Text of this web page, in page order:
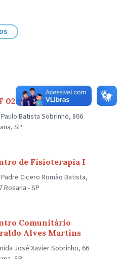
02 Renascer
Paulo Batista Sobrinho, 866
SP
de Fisioterapia I
Padre Cicero Romão Batista,
Rosana - SP
Comunitário
Alves Martins
José Xavier Sobrinho, 66